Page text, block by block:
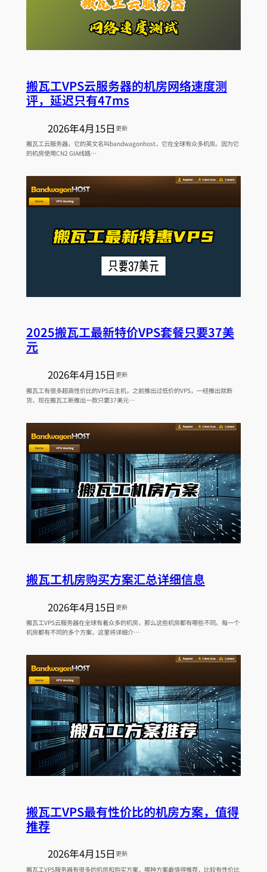
搬瓦工VPS云服务器的机房网络速度测
评，延迟只有47ms
2026年4月15日 更新
搬瓦工云服务器，它的英文名叫bandwagonhost，它在全球有众多机房。因为它
的机房使用CN2 GIA线路…
2025搬瓦工最新特价VPS套餐只要37美
元
2026年4月15日 更新
搬瓦工有很多超高性价比的VPS云主机，之前推出过低价的VPS，一经推出就断
货，现在搬瓦工新推出一款只要37美元…
搬瓦工机房购买方案汇总详细信息
2026年4月15日 更新
搬瓦工VPS云服务器在全球有着众多的机房，那么这些机房都有哪些不同。每一个
机房都有不同的多个方案，这里将详细介…
搬瓦工VPS最有性价比的机房方案，值得
推荐
2026年4月15日 更新
搬瓦工VPS服务器有很多的机房和购买方案，哪种方案最值得推荐，比较有性价比